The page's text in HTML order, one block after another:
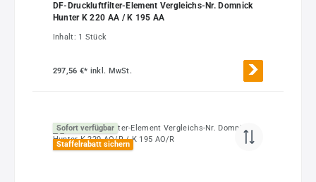
DF-Druckluftfilter-Element Vergleichs-Nr. Domnick
Hunter K 220 AA / K 195 AA
Inhalt: 1 Stück
297,56 €* inkl. MwSt.
Sofort verfügbar
Staffelrabatt sichern